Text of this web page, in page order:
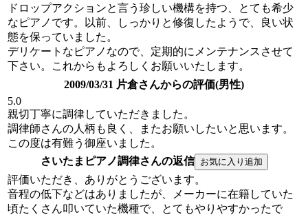
ドロップアクションと言う珍しい機構を持つ、とても希少
なピアノです。以前、しっかりと修復したようで、良い状
態を保っていました。
デリケートなピアノなので、定期的にメンテナンスさせて
下さい。これからもよろしくお願いいたします。
2009/03/31 片倉さんからの評価(男性)
5.0
親切丁寧に調律していただきました。
調律師さんの人柄も良く、またお願いしたいと思います。
この度は有難う御座いました。
さいたまピアノ調律さんの返信
評価いただき、ありがとうございます。
音程の低下などはありましたが、メーカーに在籍していた
頃たくさん叩いていた機種で、とてもやりやすかったで